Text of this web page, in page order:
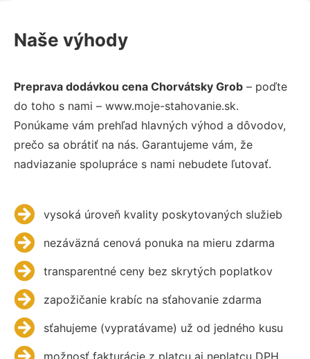
Naše výhody
Preprava dodávkou cena Chorvátsky Grob – poďte
do toho s nami – www.moje-stahovanie.sk.
Ponúkame vám prehľad hlavných výhod a dôvodov,
prečo sa obrátiť na nás. Garantujeme vám, že
nadviazanie spolupráce s nami nebudete ľutovať.
vysoká úroveň kvality poskytovaných služieb
nezáväzná cenová ponuka na mieru zdarma
transparentné ceny bez skrytých poplatkov
zapožičanie krabíc na sťahovanie zdarma
sťahujeme (vypratávame) už od jedného kusu